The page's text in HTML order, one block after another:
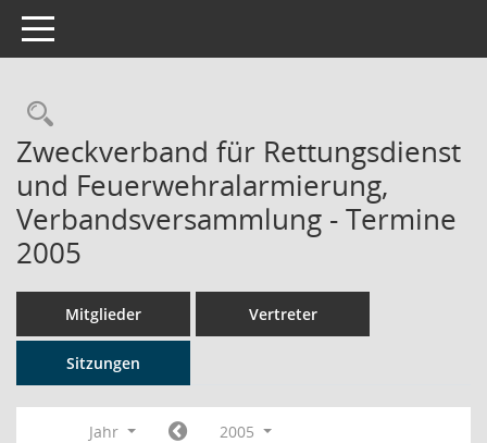
Toggle navigation
Rechercheauswahl
Zweckverband für Rettungsdienst
und Feuerwehralarmierung,
Verbandsversammlung - Termine
2005
Mitglieder Vertreter
Sitzungen
Jahr 2005